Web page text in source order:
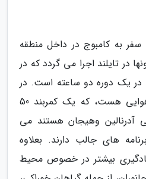
به کامبوج در داخل منطقه
در تایلند اجرا می گردد که در
یک دوره دو ساعته است. در
طول راه چهار پل معلق هوایی هست، که یک کمربند 50
آدرنالین وهیجان هستند می
با برنامه های جالب دارند. بعلاوه
بیشتر در خصوص محیط